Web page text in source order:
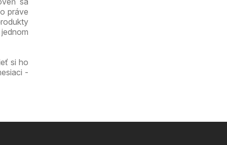
práve
si ho
-